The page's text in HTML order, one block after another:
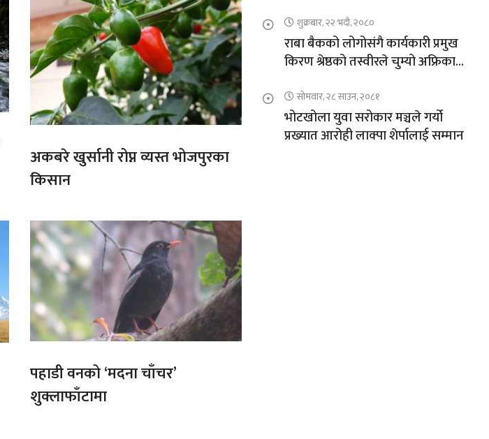
अकबरे खुर्सानी रोप्न व्यस्त भोजपुरका
किसान
पहाडी वनको ‘मदना चाँचर’
शुक्लाफाँटामा
शुक्रबार, २२ भदौ, २०८०
राबा बैकको लोगोसंगै कार्यकारी प्रमुख
किरण श्रेष्ठको तस्वीरले चुम्यो अफ्रिकाको
सोमवार, २८ साउन, २०८१
भोटखोला युवा सरोकार मञ्चले गर्यो
प्रख्यात आरोही लाक्पा शेर्पालाई सम्मान